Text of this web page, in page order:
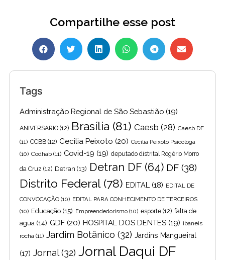
Compartilhe esse post
Tags
Administração Regional de São Sebastião (19)
ANIVERSARIO (12) Brasília (81) Caesb (28) Caesb DF
(11) CCBB (12) Cecilia Peixoto (20) Cecília Peixoto Psicóloga
(10) Codhab (11) Covid-19 (19) deputado distrital Rogério Morro
da Cruz (12) Detran (13) Detran DF(64) DF (38)
Distrito Federal(78) EDITAL (18) EDITAL DE
CONVOCAÇÃO (10) EDITAL PARA CONHECIMENTO DE TERCEIROS
(10) Educação (15) Empreendedorismo (10) esporte (12) falta de
agua (14) GDF (20) HOSPITAL DOS DENTES (19) ibaneis
rocha (11) Jardim Botânico (32) Jardins Mangueiral
(17) Jornal(32) Jornal Daqui DF